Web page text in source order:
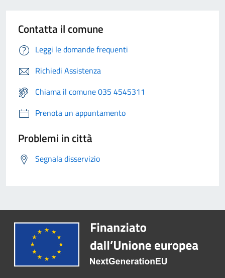
Contatta il comune
Leggi le domande frequenti
Richiedi Assistenza
Chiama il comune 035 4545311
Prenota un appuntamento
Problemi in città
Segnala disservizio